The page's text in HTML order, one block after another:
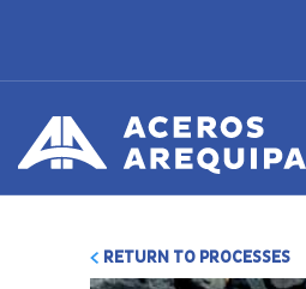
RETURN TO PROCESSES